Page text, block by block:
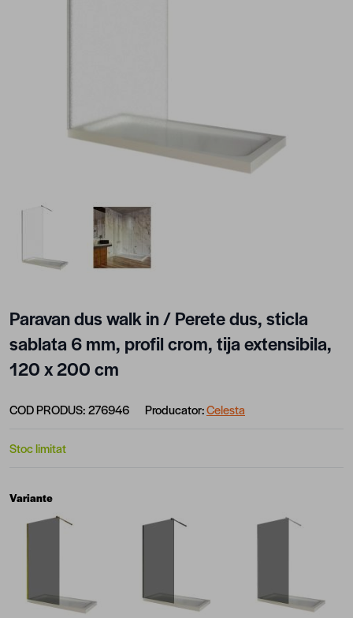
View larger imageView larger image
Paravan dus walk in / Perete dus, sticla
sablata 6 mm, profil crom, tija extensibila,
120 x 200 cm
COD PRODUS:276946 Producator:Celesta
Stoc limitat
Variante